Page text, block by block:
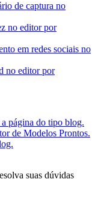
de captura no
no editor por
em redes sociais no
no editor por
página do tipo blog.
de Modelos Prontos.
suas dúvidas